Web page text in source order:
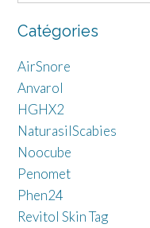
Catégories
AirSnore
Anvarol
HGHX2
NaturasilScabies
Noocube
Penomet
Phen24
Revitol Skin Tag